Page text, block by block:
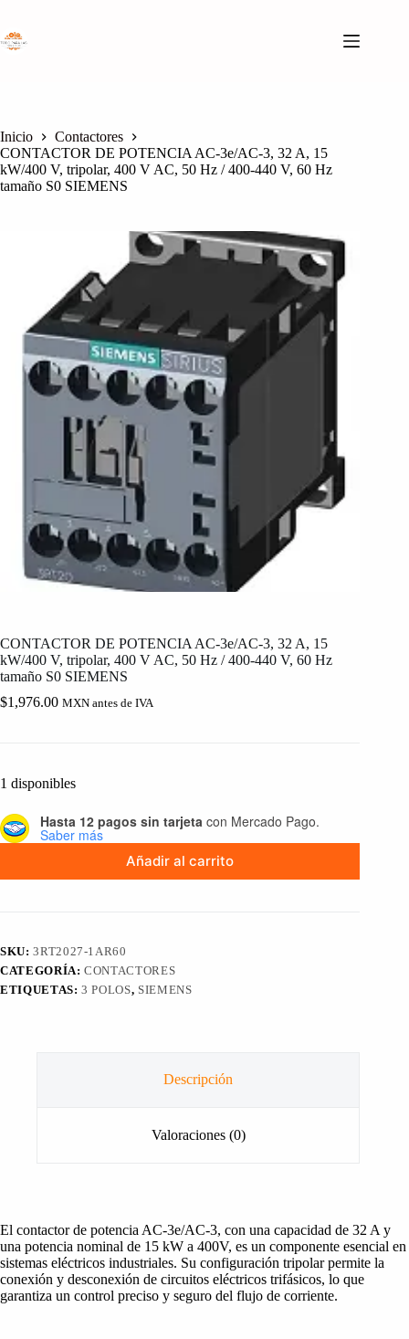
contenido
Inicio
Contactores
CONTACTOR DE POTENCIA AC-3e/AC-3, 32 A, 15
kW/400 V, tripolar, 400 V AC, 50 Hz / 400-440 V, 60 Hz
tamaño S0 SIEMENS
CONTACTOR DE POTENCIA AC-3e/AC-3, 32 A, 15
kW/400 V, tripolar, 400 V AC, 50 Hz / 400-440 V, 60 Hz
tamaño S0 SIEMENS
$1,976.00 MXN antes de IVA
1 disponibles
Hasta 12 pagos sin tarjeta con Mercado Pago.
Saber más
Añadir al carrito
SKU:3RT2027-1AR60
CATEGORÍA:CONTACTORES
ETIQUETAS:3 POLOS, SIEMENS
Descripción
Valoraciones (0)
El contactor de potencia AC-3e/AC-3, con una capacidad de 32 A y
una potencia nominal de 15 kW a 400V, es un componente esencial en
sistemas eléctricos industriales. Su configuración tripolar permite la
conexión y desconexión de circuitos eléctricos trifásicos, lo que
garantiza un control preciso y seguro del flujo de corriente.